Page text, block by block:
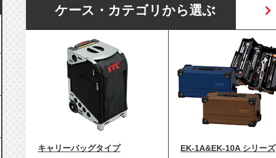
ケース・ カテゴリから選ぶ
キャリーバッグタイプ EK-1A&EK-10A シリーズ